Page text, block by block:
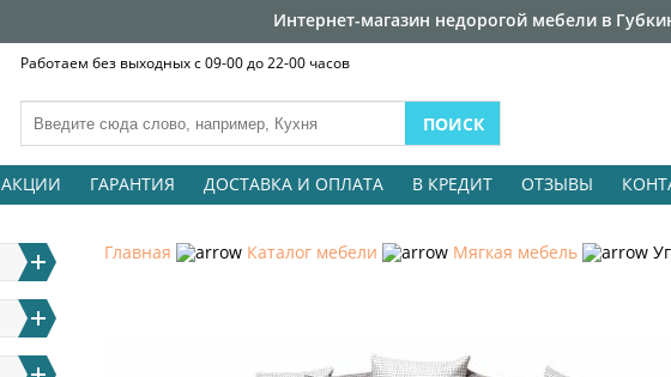
Интернет-магазин недорогой мебели в
Работаем без выходных с 09-00 до 22-00 часов
АКЦИИ ГАРАНТИЯ ДОСТАВКА И ОПЛАТА В КРЕДИТ ОТЗЫВЫ
Главная Каталог мебели Мягкая мебель